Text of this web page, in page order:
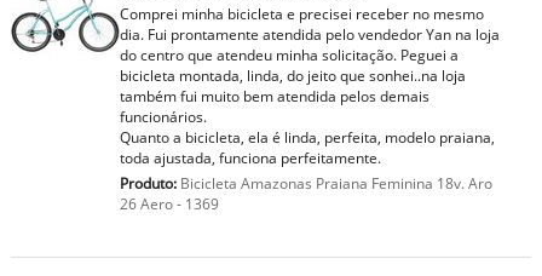
Comprei minha bicicleta e precisei receber no mesmo
dia. Fui prontamente atendida pelo vendedor Yan na loja
do centro que atendeu minha solicitação. Peguei a
bicicleta montada, linda, do jeito que sonhei..na loja
também fui muito bem atendida pelos demais
funcionários.
Quanto a bicicleta, ela é linda, perfeita, modelo praiana,
toda ajustada, funciona perfeitamente.
Produto:Bicicleta Amazonas Praiana Feminina 18v. Aro
26 Aero - 1369